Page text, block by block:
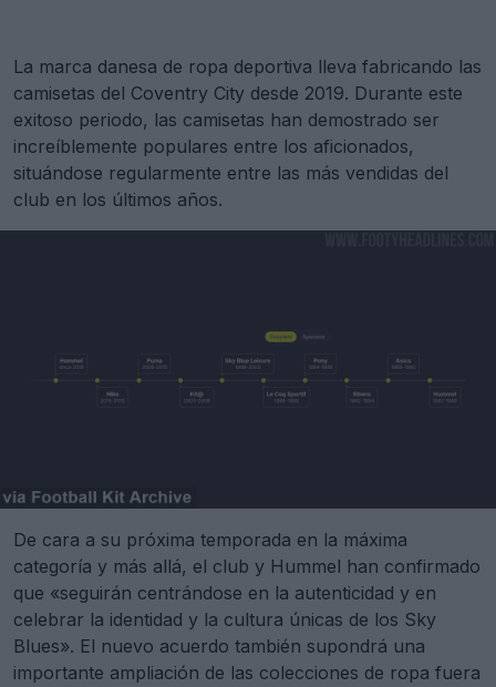
La marca danesa de ropa deportiva lleva fabricando las
camisetas del Coventry City desde 2019. Durante este
exitoso periodo, las camisetas han demostrado ser
increíblemente populares entre los aficionados,
situándose regularmente entre las más vendidas del
club en los últimos años.
De cara a su próxima temporada en la máxima
categoría y más allá, el club y Hummel han confirmado
que «seguirán centrándose en la autenticidad y en
celebrar la identidad y la cultura únicas de los Sky
Blues». El nuevo acuerdo también supondrá una
importante ampliación de las colecciones de ropa fuera